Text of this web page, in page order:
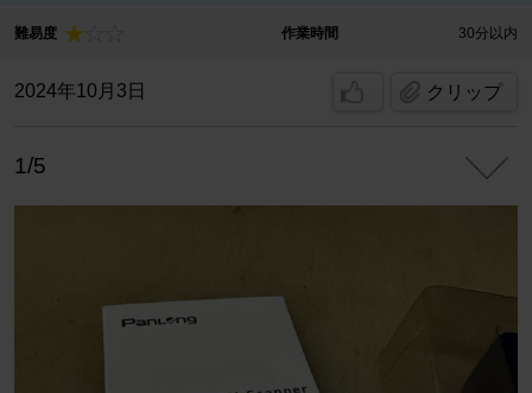
難易度 作業時間 30分以内
2024年10月3日 クリップ
1/5